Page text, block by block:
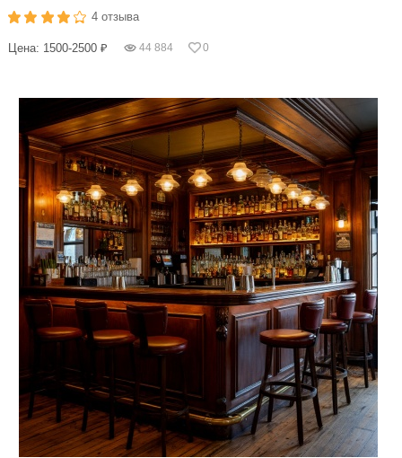
4 отзыва
Цена: 1500-2500 ₽ 44 884 0